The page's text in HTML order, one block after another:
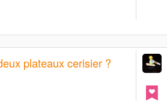
plateaux cerisier ?